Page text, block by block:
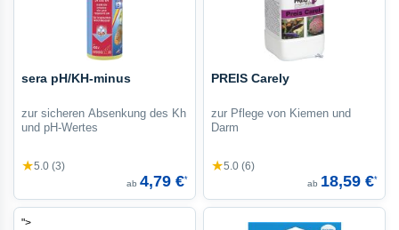
sera pH/KH-minus
zur sicheren Absenkung des Kh
und pH-Wertes
★5.0 (3)
ab 4,79 €*
PREIS Carely
zur Pflege von Kiemen und
Darm
★5.0 (6)
ab 18,59 €*
">